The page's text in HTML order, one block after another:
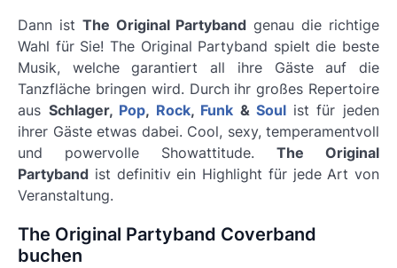
Dann ist The Original Partyband genau die richtige
Wahl für Sie! The Original Partyband spielt die beste
Musik, welche garantiert all ihre Gäste auf die
Tanzfläche bringen wird. Durch ihr großes Repertoire
aus Schlager, Pop, Rock, Funk &Soul ist für jeden
ihrer Gäste etwas dabei. Cool, sexy, temperamentvoll
und powervolle Showattitude. The Original
Partyband ist definitiv ein Highlight für jede Art von
Veranstaltung.
The Original Partyband Coverband
buchen